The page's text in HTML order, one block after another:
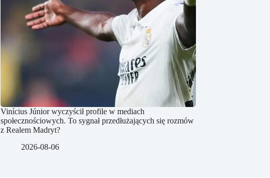
Vinícius Júnior wyczyścił profile w mediach
społecznościowych. To sygnał przedłużających się rozmów
z Realem Madryt?
2026-08-06